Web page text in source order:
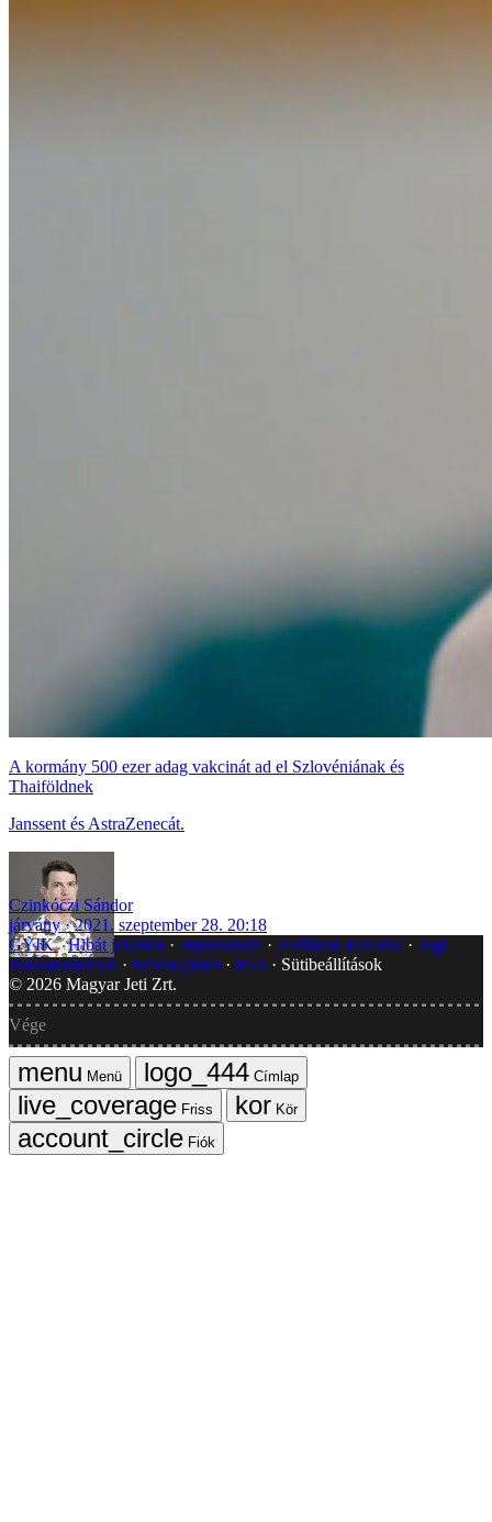
A kormány 500 ezer adag vakcinát ad el Szlovéniának és
Thaiföldnek
Janssent és AstraZenecát.
Czinkóczi Sándor
járvány
2021. szeptember 28. 20:18
GYIK Hibát jelentek Impresszum Javítások kezelése
Jogi
dokumentumok
Médiaajánlat RSS
Sütibeállítások
© 2026 Magyar Jeti Zrt.
Vége
Menü
Címlap
Friss
Kör
Fiók